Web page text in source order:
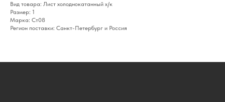
Вид товара: Лист холоднокатанный х/к
Размер: 1
Марка: Ст08
Регион поставки: Санкт-Петербург и Россия